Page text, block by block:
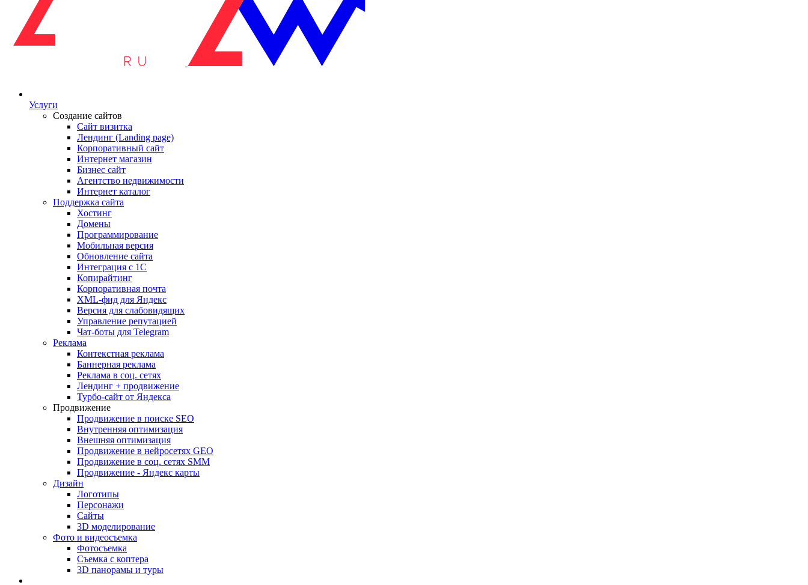
Услуги
Создание сайтов
Сайт визитка
Лендинг (Landing page)
Корпоративный сайт
Интернет магазин
Бизнес сайт
Агентство недвижимости
Интернет каталог
Поддержка сайта
Хостинг
Домены
Программирование
Мобильная версия
Обновление сайта
Интеграция с 1С
Копирайтинг
Корпоративная почта
XML-фид для Яндекс
Версия для слабовидящих
Управление репутацией
Чат-боты для Telegram
Реклама
Контекстная реклама
Баннерная реклама
Реклама в соц. сетях
Лендинг + продвижение
Турбо-сайт от Яндекса
Продвижение
Продвижение в поиске SEO
Внутренняя оптимизация
Внешняя оптимизация
Продвижение в нейросетях GEO
Продвижение в соц. сетях SMM
Продвижение - Яндекс карты
Дизайн
Логотипы
Персонажи
Сайты
3D моделирование
Фото и видеосъемка
Фотосъемка
Съемка с коптера
3D панорамы и туры